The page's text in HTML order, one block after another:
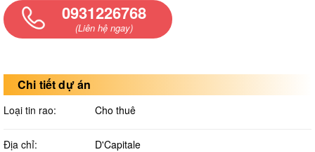
0931226768
(Liên hệ ngay)
Chi tiết dự án
Loại tin rao: Cho thuê
Địa chỉ: D'Capitale